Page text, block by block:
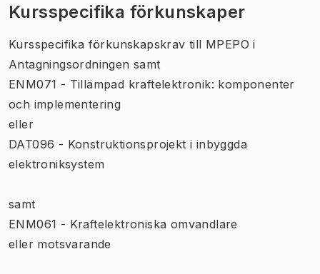
Kursspecifika förkunskaper
Kursspecifika förkunskapskrav till MPEPO i
Antagningsordningen samt
ENM071 - Tillämpad kraftelektronik: komponenter
och implementering
eller
DAT096 - Konstruktionsprojekt i inbyggda
elektroniksystem
samt
ENM061 - Kraftelektroniska omvandlare
eller motsvarande